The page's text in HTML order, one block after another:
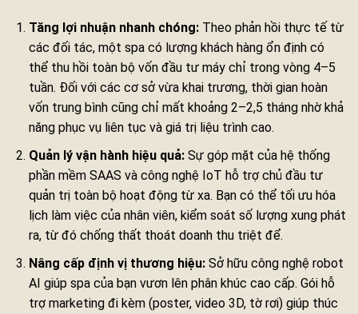
Tăng lợi nhuận nhanh chóng:Theo phản hồi thực tế từ
các đối tác, một spa có lượng khách hàng ổn định có
thể thu hồi toàn bộ vốn đầu tư máy chỉ trong vòng 4–5
tuần. Đối với các cơ sở vừa khai trương, thời gian hoàn
vốn trung bình cũng chỉ mất khoảng 2–2,5 tháng nhờ khả
năng phục vụ liên tục và giá trị liệu trình cao.
Quản lý vận hành hiệu quả:Sự góp mặt của hệ thống
phần mềm SAAS và công nghệ IoT hỗ trợ chủ đầu tư
quản trị toàn bộ hoạt động từ xa. Bạn có thể tối ưu hóa
lịch làm việc của nhân viên, kiểm soát số lượng xung phát
ra, từ đó chống thất thoát doanh thu triệt để.
Nâng cấp định vị thương hiệu:Sở hữu công nghệ robot
AI giúp spa của bạn vươn lên phân khúc cao cấp. Gói hỗ
trợ marketing đi kèm (poster, video 3D, tờ rơi) giúp thúc